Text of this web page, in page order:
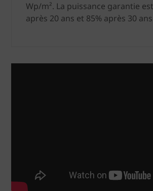
Wp/m². La puissance garantie
après 20 ans et 85% après 30